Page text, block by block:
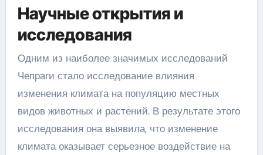
Научные открытия и
исследования
Одним из наиболее значимых исследований
Чепраги стало исследование влияния
изменения климата на популяцию местных
видов животных и растений. В результате этого
исследования она выявила, что изменение
климата оказывает серьезное воздействие на